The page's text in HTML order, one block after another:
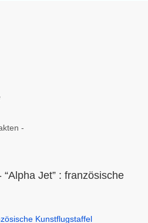
-
Jet” : französische